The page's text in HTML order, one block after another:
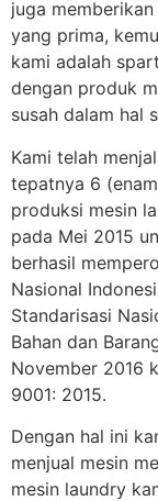
juga
yang prima,
kami adalah
dengan produk
susah dalam hal
Kami telah
tepatnya 6
produksi mesin
pada Mei 2015
berhasil
Nasional
Standarisasi
Bahan dan
November 2016
9001: 2015.
Dengan hal ini
menjual mesin
mesin laundry